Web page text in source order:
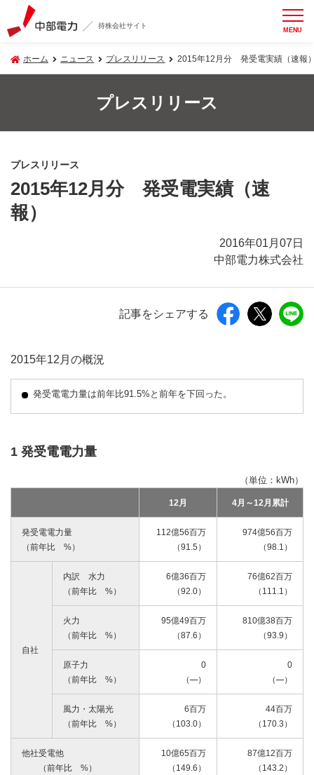
持株会社サイト MENU
ホーム ニュース プレスリリース 2015年12月分 発受電実績（速報
プレスリリース
プレスリリース
2015年12月分 発受電実績（速
報）
2016年01月07日
中部電力株式会社
記事をシェアする
2015年12月の概況
発受電電力量は前年比91.5%と前年を下回った。
1 発受電電力量
（単位：kWh）
12月 4月～12月累計
発受電電力量
（前年比 %）
112億56百万
（91.5 ）
974億56百万
（98.1）
自社
内訳 水力
（前年比 %）
6億36百万
（92.0）
76億62百万
（111.1）
火力
（前年比 %）
95億49百万
（87.6）
810億38百万
（93.9）
原子力
（前年比 %）
0
（
）
0
（
）
風力・太陽光
（前年比 %）
6百万
（103.0）
44百万
（170.3）
他社受電他
（前年比 %）
10億65百万
（149.6）
87億12百万
（143.2）